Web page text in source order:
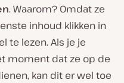
. Waarom? Omdat ze
inhoud klikken in
te lezen. Als je je
moment dat ze op de
kan dit er wel toe